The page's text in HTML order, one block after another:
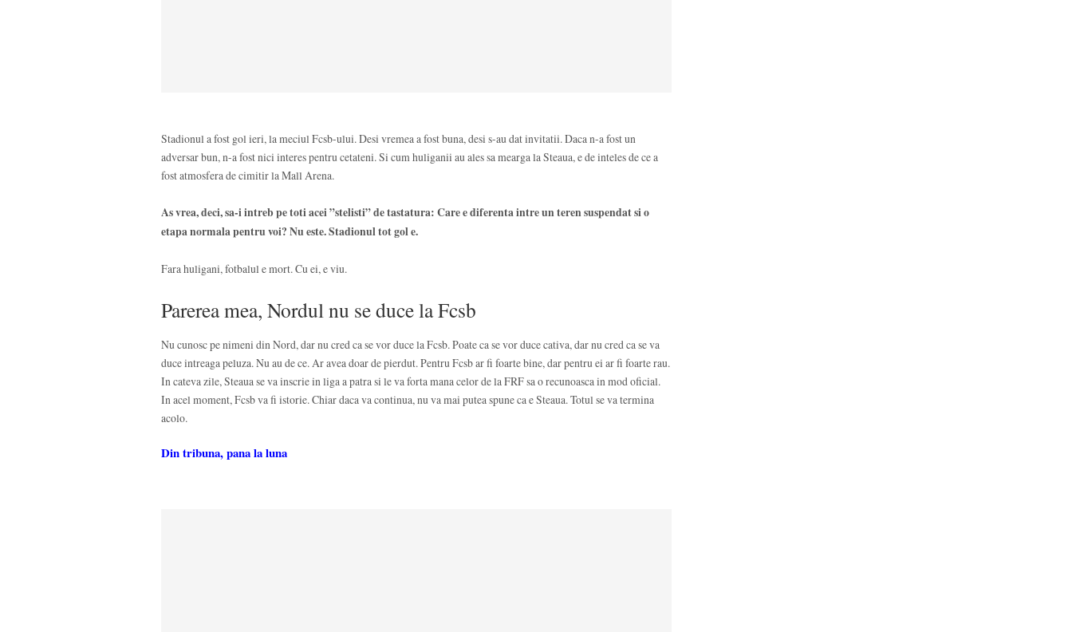
Stadionul a fost gol ieri, la meciul Fcsb-ului. Desi vremea a fost buna, desi s-au dat invitatii. Daca n-a fost un
adversar bun, n-a fost nici interes pentru cetateni. Si cum huliganii au ales sa mearga la Steaua, e de inteles de ce a
fost atmosfera de cimitir la Mall Arena.
As vrea, deci, sa-i intreb pe toti acei ”stelisti” de tastatura: Care e diferenta intre un teren suspendat si o
etapa normala pentru voi? Nu este. Stadionul tot gol e.
Fara huligani, fotbalul e mort. Cu ei, e viu.
Parerea mea, Nordul nu se duce la Fcsb
Nu cunosc pe nimeni din Nord, dar nu cred ca se vor duce la Fcsb. Poate ca se vor duce cativa, dar nu cred ca se va
duce intreaga peluza. Nu au de ce. Ar avea doar de pierdut. Pentru Fcsb ar fi foarte bine, dar pentru ei ar fi foarte rau.
In cateva zile, Steaua se va inscrie in liga a patra si le va forta mana celor de la FRF sa o recunoasca in mod oficial.
In acel moment, Fcsb va fi istorie. Chiar daca va continua, nu va mai putea spune ca e Steaua. Totul se va termina
acolo.
Din tribuna, pana la luna